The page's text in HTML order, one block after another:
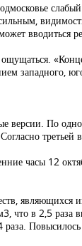
вводиться
западного,
версии. По
третьей
часы 12
что в 2,5